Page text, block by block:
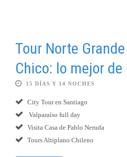
Tour Norte
Chico: lo mejor de
15 DÍAS Y 14 NOCHES
City Tour en Santiago
Valparaíso full day
Visita Casa de Pablo Neruda
Tours Altiplano Chileno